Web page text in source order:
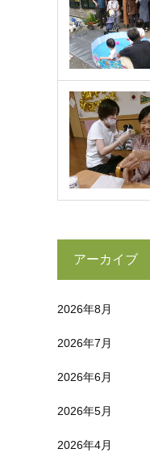
アーカイブ
2026年8月
2026年7月
2026年6月
2026年5月
2026年4月